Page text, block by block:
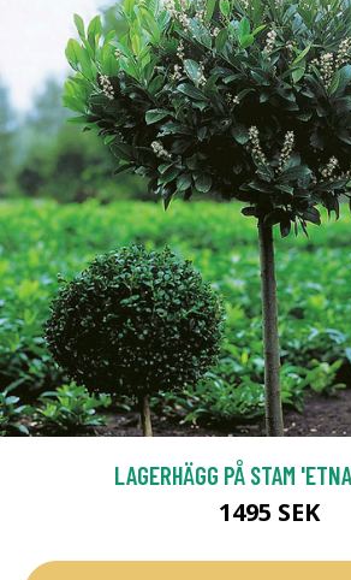
LAGERHÄGG PÅ STAM
1495 SEK